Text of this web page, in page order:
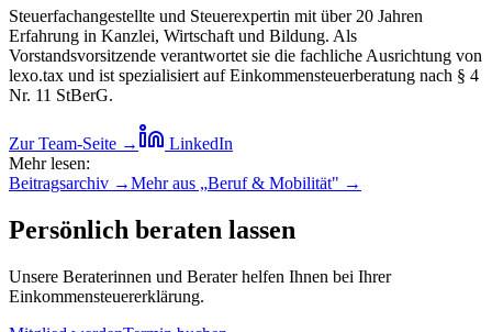
Steuerfachangestellte und Steuerexpertin mit über 20 Jahren
Erfahrung in Kanzlei, Wirtschaft und Bildung. Als
Vorstandsvorsitzende verantwortet sie die fachliche Ausrichtung von
lexo.tax und ist spezialisiert auf Einkommensteuerberatung nach § 4
Nr. 11 StBerG.
Zur Team-Seite →
LinkedIn
Mehr lesen:
Beitragsarchiv →Mehr aus „Beruf & Mobilität" →
Persönlich beraten lassen
Unsere Beraterinnen und Berater helfen Ihnen bei Ihrer
Einkommensteuererklärung.